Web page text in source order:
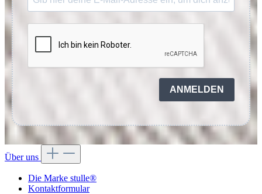
ANMELDEN
Über uns
Die Marke stulle®
Kontaktformular